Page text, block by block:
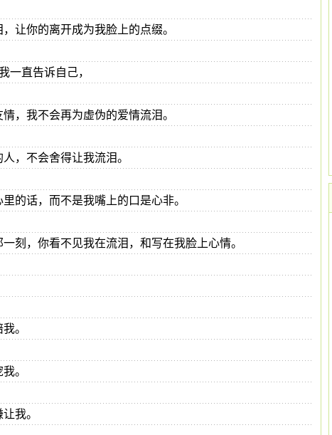
让你的离开成为我脸上的点缀。
一直告诉自己，
，我不会再为虚伪的爱情流泪。
，不会舍得让我流泪。
的话，而不是我嘴上的口是心非。
刻，你看不见我在流泪，和写在我脸上心情。
。
。
我。